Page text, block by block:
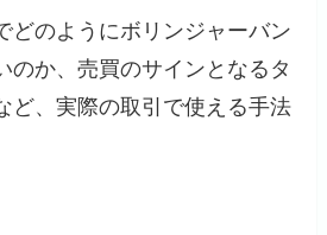
どのようにボリンジャーバン
のか、売買のサインとなるタ
ど、実際の取引で使える手法